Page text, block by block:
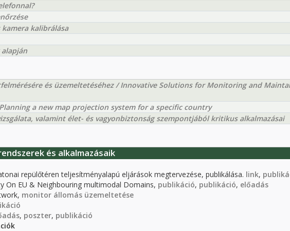
kalibrálása
és üzemeltetéséhez / Innovative Solutions for Monitoring and
a new map projection system for a specific country
valamint élet- és vagyonbiztonság szempontjából kritikus alkalmazásai
és alkalmazásaik
repülőtéren teljesítményalapú eljárások megtervezése, publikálása. link,
On EU & Neighbouring multimodal Domains, publikáció, publikáció, előadás
monitor állomás üzemeltetése
, poszter, publikáció